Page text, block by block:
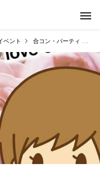
ベント 合コン・パーティ